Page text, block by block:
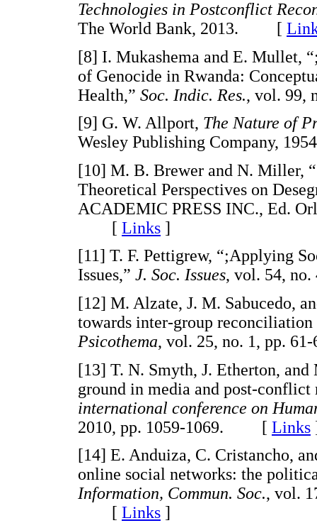
Technologies in Postconflict
The World Bank, 2013. [
[8] I. Mukashema and E. Mullet,
of Genocide in Rwanda:
Health,” Soc. Indic. Res., vol.
[9] G. W. Allport, The Nature of
Wesley Publishing Company,
[10] M. B. Brewer and N. Miller,
Theoretical Perspectives on
ACADEMIC PRESS INC., Ed.
[ Links ]
[11] T. F. Pettigrew, “;Applying
Issues,” J. Soc. Issues, vol. 54,
[12] M. Alzate, J. M. Sabucedo,
towards inter-group
Psicothema, vol. 25, no. 1, pp.
[13] T. N. Smyth, J. Etherton,
ground in media and post-
international conference on
2010, pp. 1059-1069. [ Links
[14] E. Anduiza, C. Cristancho,
online social networks: the
Information, Commun. Soc., vol.
[ Links ]